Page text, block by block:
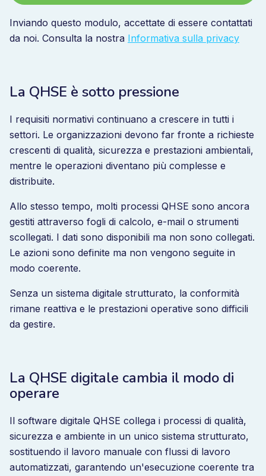
Inviando questo modulo, accettate di essere contattati
da noi. Consulta la nostra Informativa sulla privacy
La QHSE è sotto pressione
I requisiti normativi continuano a crescere in tutti i
settori. Le organizzazioni devono far fronte a richieste
crescenti di qualità, sicurezza e prestazioni ambientali,
mentre le operazioni diventano più complesse e
distribuite.
Allo stesso tempo, molti processi QHSE sono ancora
gestiti attraverso fogli di calcolo, e-mail o strumenti
scollegati. I dati sono disponibili ma non sono collegati.
Le azioni sono definite ma non vengono seguite in
modo coerente.
Senza un sistema digitale strutturato, la conformità
rimane reattiva e le prestazioni operative sono difficili
da gestire.
La QHSE digitale cambia il modo di
operare
Il software digitale QHSE collega i processi di qualità,
sicurezza e ambiente in un unico sistema strutturato,
sostituendo il lavoro manuale con flussi di lavoro
automatizzati, garantendo un'esecuzione coerente tra